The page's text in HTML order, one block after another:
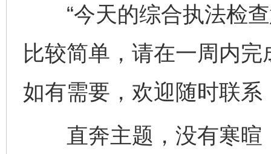
“今天的综合执法检查
比较简单，请在一周内
如有需要，欢迎随时联系
直奔主题，没有寒暄